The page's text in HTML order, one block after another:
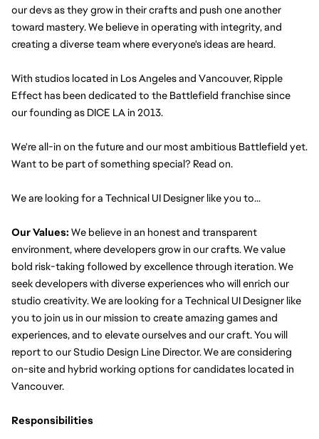
our devs as they grow in their crafts and push one another
toward mastery. We believe in operating with integrity, and
creating a diverse team where everyone's ideas are heard.
With studios located in Los Angeles and Vancouver, Ripple
Effect has been dedicated to the Battlefield franchise since
our founding as DICE LA in 2013.
We're all-in on the future and our most ambitious Battlefield yet.
Want to be part of something special? Read on.
We are looking for a Technical UI Designer like you to...
Our Values: We believe in an honest and transparent
environment, where developers grow in our crafts. We value
bold risk-taking followed by excellence through iteration. We
seek developers with diverse experiences who will enrich our
studio creativity. We are looking for a Technical UI Designer like
you to join us in our mission to create amazing games and
experiences, and to elevate ourselves and our craft. You will
report to our Studio Design Line Director. We are considering
on-site and hybrid working options for candidates located in
Vancouver.
Responsibilities